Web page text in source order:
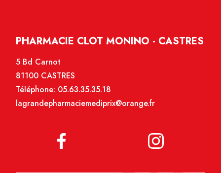
PHARMACIE CLOT MONINO - CASTRES
5 Bd Carnot
81100 CASTRES
Téléphone: 05.63.35.35.18
lagrandepharmaciemediprix@orange.fr